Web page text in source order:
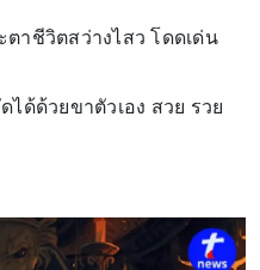
าชีวิตสว่างไสว โดดเด่น
ด้ด้วยขาตัวเอง สวย รวย